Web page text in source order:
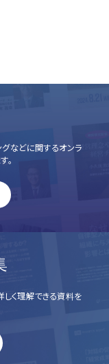
などに関するオンラ
。
く理解できる資料を